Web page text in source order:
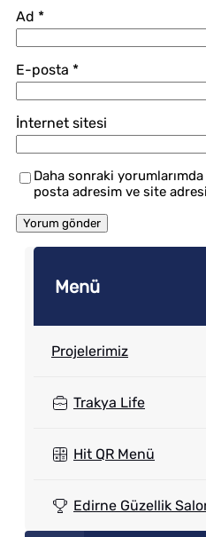
Ad *
E-posta *
İnternet sitesi
Daha sonraki
posta adresim ve site
Menü
Projelerimiz
Trakya Life
Hit QR Menü
Edirne Güzellik